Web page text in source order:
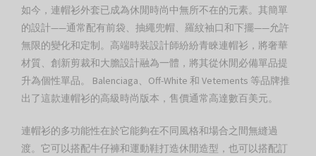
如今，連帽衫外套已成為休閒時尚中無所不在的元素。其簡單
的設計——通常配有前袋、抽繩兜帽、羅紋袖口和下擺——允許
無限的變化和定制。高端時裝設計師紛紛青睞連帽衫，將奢華
材質、創新剪裁和大膽設計融為一體，將其從休閒必備單品提
升為個性單品。 Balenciaga、Off-White 和 Vetements 等品牌推
出了這款連帽衫的高級時尚版本，售價通常高達數百美元。
連帽衫的多功能性在於它能夠在不同風格和場合之間無​​縫過
渡。它可以搭配牛仔褲和運動鞋打造休閒造型，也可以搭配訂